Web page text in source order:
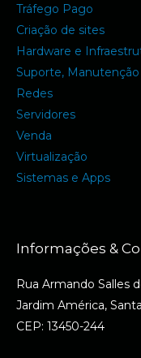
Tráfego Pago
Criação de sites
Hardware e
Suporte, Manutenção
Redes
Servidores
Venda
Virtualização
Sistemas e Apps
Informações &
Rua Armando Salles
Jardim América,
CEP: 13450-244